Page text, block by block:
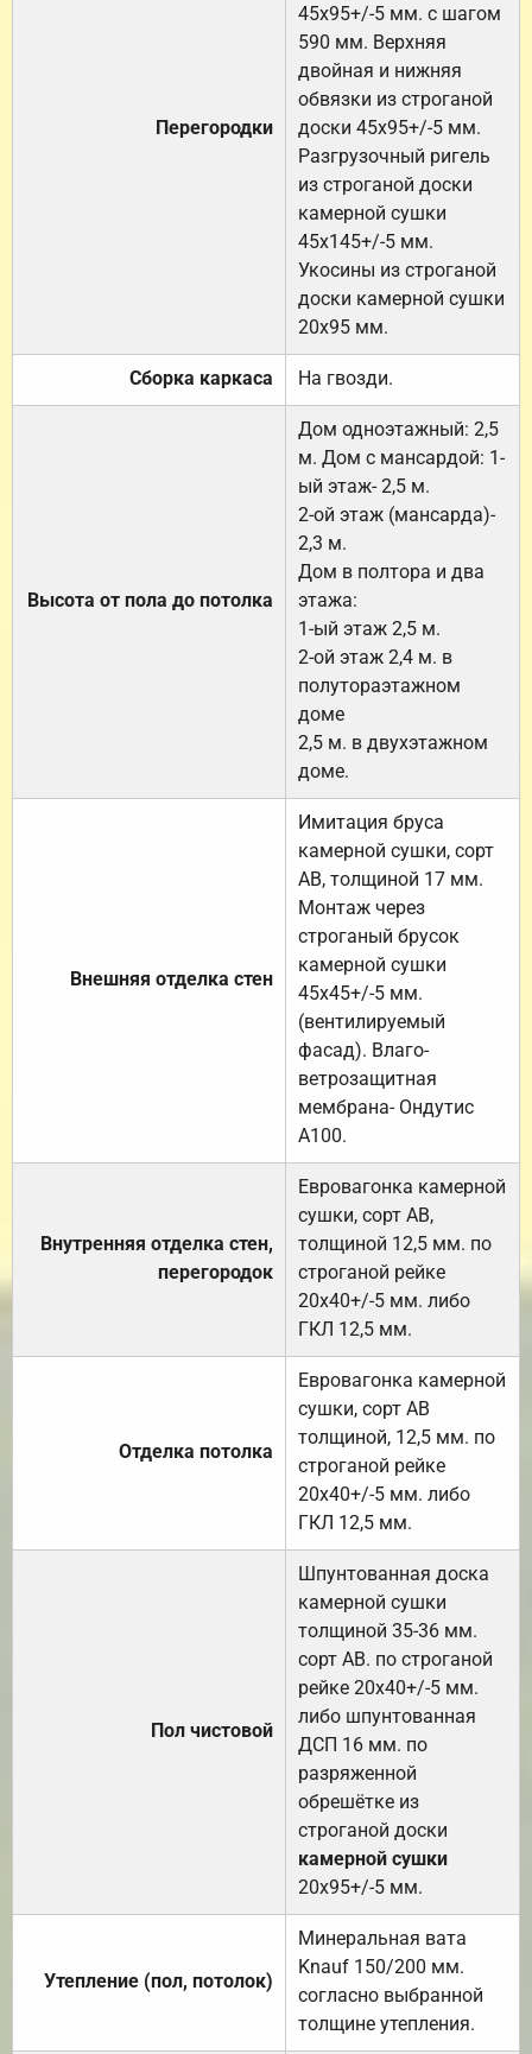
Перегородки
45х95+/-5 мм. с шагом
590 мм. Верхняя
двойная и нижняя
обвязки из строганой
доски 45х95+/-5 мм.
Разгрузочный ригель
из строганой доски
камерной сушки
45х145+/-5 мм.
Укосины из строганой
доски камерной сушки
20х95 мм.
Сборка каркаса На гвозди.
Высота от пола до потолка
Дом одноэтажный: 2,5
м. Дом с мансардой: 1-
ый этаж- 2,5 м.
2-ой этаж (мансарда)-
2,3 м.
Дом в полтора и два
этажа:
1-ый этаж 2,5 м.
2-ой этаж 2,4 м. в
полутораэтажном
доме
2,5 м. в двухэтажном
доме.
Внешняя отделка стен
Имитация бруса
камерной сушки, сорт
АВ, толщиной 17 мм.
Монтаж через
строганый брусок
камерной сушки
45х45+/-5 мм.
(вентилируемый
фасад). Влаго-
ветрозащитная
мембрана- Ондутис
А100.
Внутренняя отделка стен,
перегородок
Евровагонка камерной
сушки, сорт АВ,
толщиной 12,5 мм. по
строганой рейке
20х40+/-5 мм. либо
ГКЛ 12,5 мм.
Отделка потолка
Евровагонка камерной
сушки, сорт АВ
толщиной, 12,5 мм. по
строганой рейке
20х40+/-5 мм. либо
ГКЛ 12,5 мм.
Пол чистовой
Шпунтованная доска
камерной сушки
толщиной 35-36 мм.
сорт АВ. по строганой
рейке 20х40+/-5 мм.
либо шпунтованная
ДСП 16 мм. по
разряженной
обрешётке из
строганой доски
камерной сушки
20х95+/-5 мм.
Утепление (пол, потолок)
Минеральная вата
Knauf 150/200 мм.
согласно выбранной
толщине утепления.